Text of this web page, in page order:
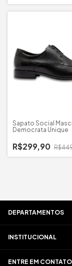
Sapato Social
Democrata Unique
R$299,90
DEPARTAMENTOS
INSTITUCIONAL
ENTRE EM CONTATO